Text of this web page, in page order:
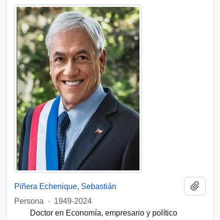
Piñera Echenique, Sebastián
Persona
· 1949-2024
Doctor en Economía, empresario y político